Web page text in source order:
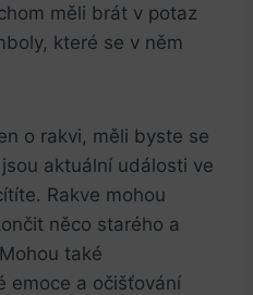
měli brát v potaz
⁣které‍ se v něm
o ‌rakvi, měli byste se⁢
aktuální události​ ve
Rakve mohou
něco starého‌ a‍
také
emoce a očišťování